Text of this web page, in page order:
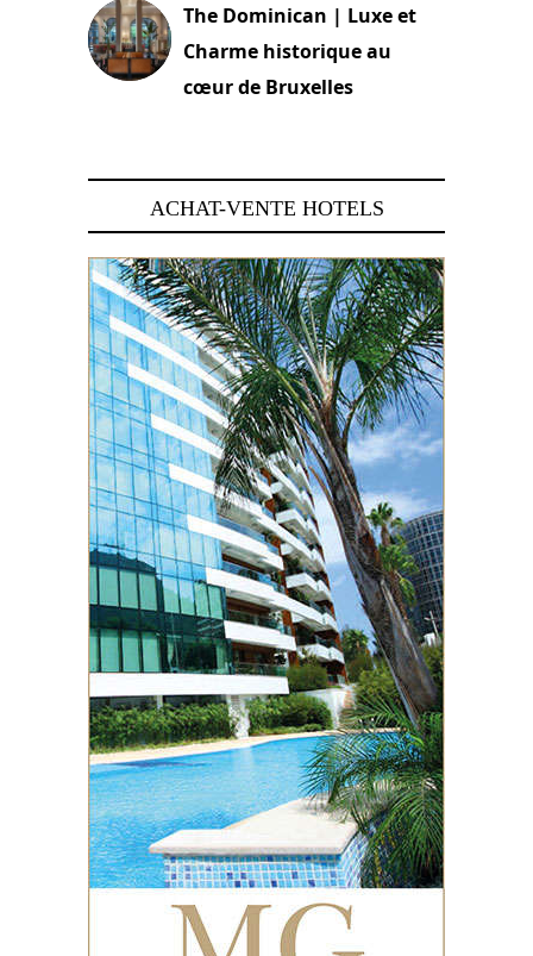
The Dominican | Luxe et
Charme historique au
cœur de Bruxelles
ACHAT-VENTE HOTELS